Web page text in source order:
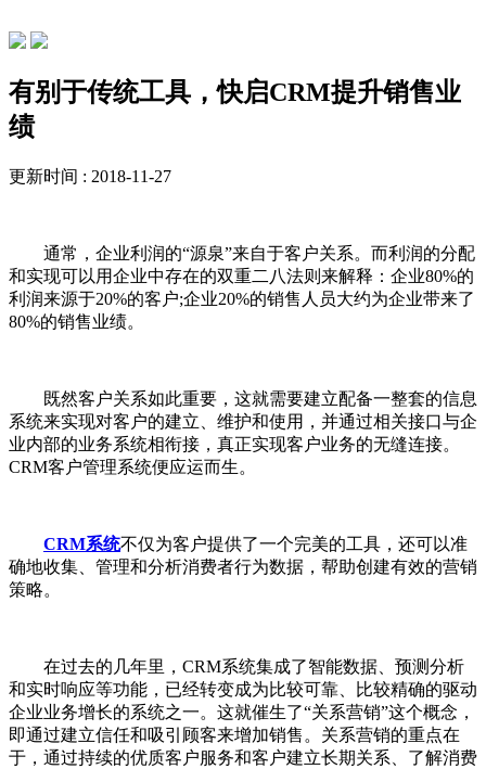
有别于传统工具，快启CRM提升销售业
绩
更新时间 : 2018-11-27
通常，企业利润的“源泉”来自于客户关系。而利润的分配
和实现可以用企业中存在的双重二八法则来解释：企业80%的
利润来源于20%的客户;企业20%的销售人员大约为企业带来了
80%的销售业绩。
既然客户关系如此重要，这就需要建立配备一整套的信息
系统来实现对客户的建立、维护和使用，并通过相关接口与企
业内部的业务系统相衔接，真正实现客户业务的无缝连接。
CRM客户管理系统便应运而生。
CRM系统不仅为客户提供了一个完美的工具，还可以准
确地收集、管理和分析消费者行为数据，帮助创建有效的营销
策略。
在过去的几年里，CRM系统集成了智能数据、预测分析
和实时响应等功能，已经转变成为比较可靠、比较精确的驱动
企业业务增长的系统之一。这就催生了“关系营销”这个概念，
即通过建立信任和吸引顾客来增加销售。关系营销的重点在
于，通过持续的优质客户服务和客户建立长期关系、了解消费